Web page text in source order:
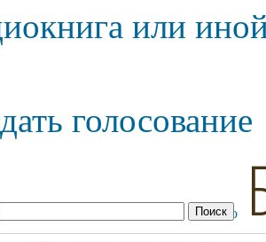
или
голосование